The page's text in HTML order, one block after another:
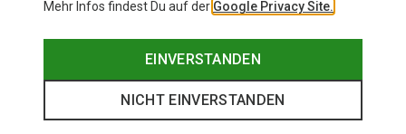
Mehr Infos findest Du auf der Google Privacy Site.
EINVERSTANDEN
NICHT EINVERSTANDEN